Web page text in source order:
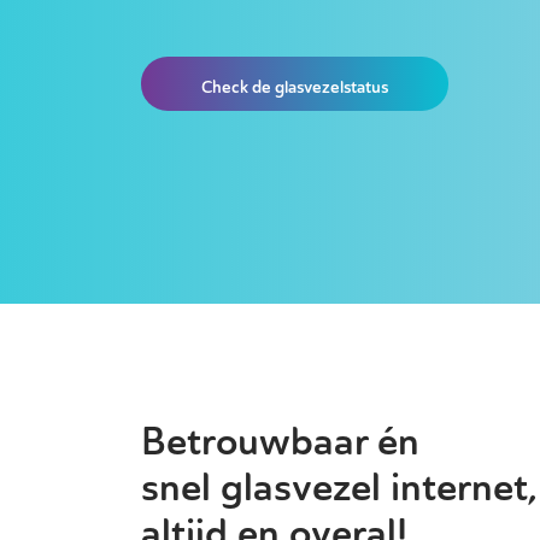
Check de glasvezelstatus
Betrouwbaar én
snel glasvezel internet,